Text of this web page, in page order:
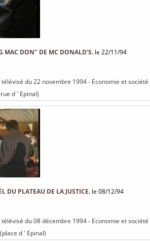
MAC DON" DE MC DONALD'S. le 22/11/94
télévisé du 22 novembre 1994 - Economie et
d ' Epinal)
DU PLATEAU DE LA JUSTICE. le 08/12/94
télévisé du 08 décembre 1994 - Economie et
d ' Epinal)